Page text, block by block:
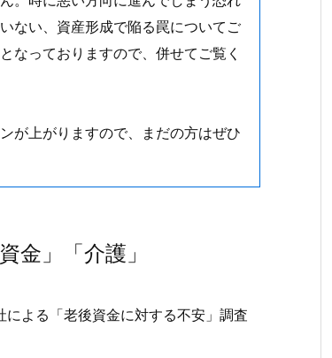
ない、資産形成で陥る罠についてご
なっておりますので、併せてご覧く
が上がりますので、まだの方はぜひ
金」「介護」
よる「老後資金に対する不安」調査